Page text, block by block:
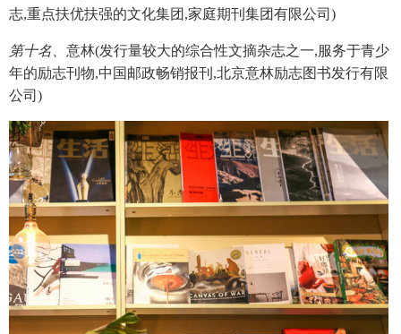
志,重点扶优扶强的文化集团,家庭期刊集团有限公司)
第十名、 意林(发行量较大的综合性文摘杂志之一,服务于青少
年的励志刊物,中国邮政畅销报刊,北京意林励志图书发行有限
公司)